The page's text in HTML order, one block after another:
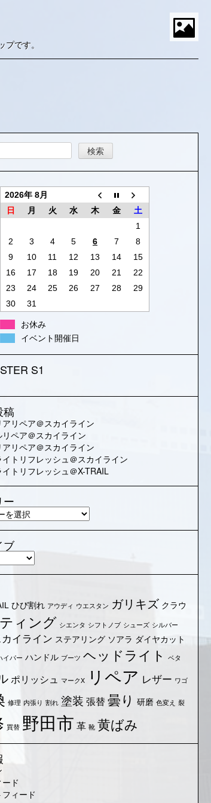
です。
2026年 8月
日
月 火 水 木 金
土
1
2
3 4 5 6 7
8
9
10 11 12 13 14
15
16
17 18 19 20 21
22
23
24 25 26 27 28
29
30
31
お休み
イベント開催日
S1
稿
アリペア＠スカイライン
ペア＠スカイライン
アリペア＠スカイライン
トリフレッシュ＠スカイライン
トリフレッシュ＠X-TRAIL
ー
ブ
ひび割れ アウディ ウエスタン ガリキズ クラウ
ィング シエンタ シフトノブ シューズ シルバー
イライン ステアリング ソアラ ダイヤカット
イパー ハンドル ブーツ ヘッドライト ベタ
ポリッシュ マークX リペア レザー ワゴ
修理 内張り 割れ 塗装 張替曇り 研磨 色変え 裂
買替 野田市 革 靴 黄ばみ
ド
ィード